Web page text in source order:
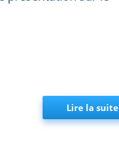
Lire la suite